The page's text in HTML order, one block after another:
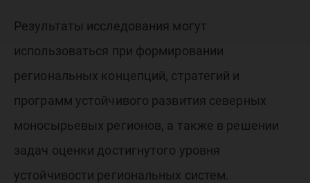
Результаты исследования могут
использоваться при формировании
региональных концепций, стратегий и
программ устойчивого развития северных
моносырьевых регионов, а также в решении
задач оценки достигнутого уровня
устойчивости региональных систем.